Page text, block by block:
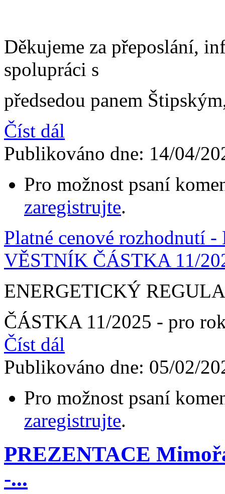
Děkujeme za přeposlání,
spolupráci s
předsedou panem
Číst dál
Publikováno dne: 14/04/
Pro možnost psaní
zaregistrujte.
Platné cenové rozhodnutí
VĚSTNÍK ČÁSTKA 11/
ENERGETICKÝ
ČÁSTKA 11/2025 - pro
Číst dál
Publikováno dne: 05/02/
Pro možnost psaní
zaregistrujte.
PREZENTACE
-...